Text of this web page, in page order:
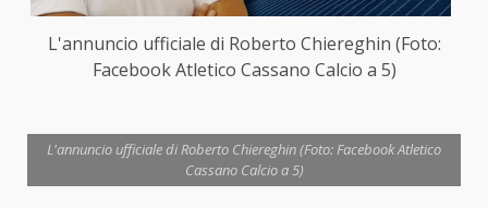
L'annuncio ufficiale di Roberto Chiereghin (Foto:
Facebook Atletico Cassano Calcio a 5)
L'annuncio ufficiale di Roberto Chiereghin (Foto: Facebook Atletico
Cassano Calcio a 5)